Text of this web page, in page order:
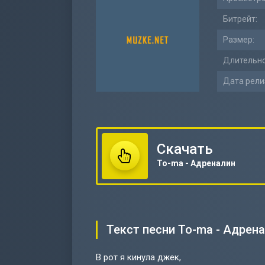
Битрейт:
Размер:
Дата
Скачать
To-ma - Адреналин
Текст песни To-ma -
В рот я кинула джек,